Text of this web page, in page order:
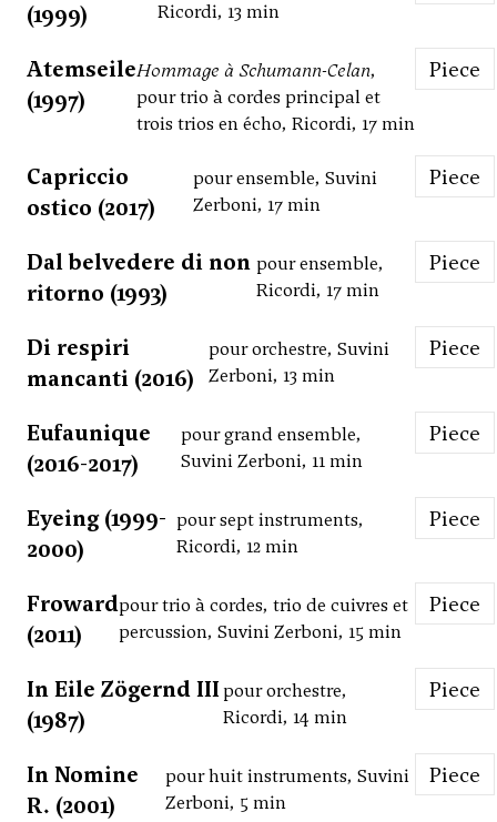
(1999)
Ricordi, 13 min
Atemseile
(1997)
Hommage à Schumann-Celan,
pour trio à cordes principal et
trois trios en écho, Ricordi, 17 min
Piece
Capriccio
ostico (2017)
pour ensemble, Suvini
Zerboni, 17 min
Piece
Dal belvedere di non
ritorno (1993)
pour ensemble,
Ricordi, 17 min
Piece
Di respiri
mancanti (2016)
pour orchestre, Suvini
Zerboni, 13 min
Piece
Eufaunique
(2016-2017)
pour grand ensemble,
Suvini Zerboni, 11 min
Piece
Eyeing (1999-
2000)
pour sept instruments,
Ricordi, 12 min
Piece
Froward
(2011)
pour trio à cordes, trio de cuivres et
percussion, Suvini Zerboni, 15 min
Piece
In Eile Zögernd III
(1987)
pour orchestre,
Ricordi, 14 min
Piece
In Nomine
R. (2001)
pour huit instruments, Suvini
Zerboni, 5 min
Piece